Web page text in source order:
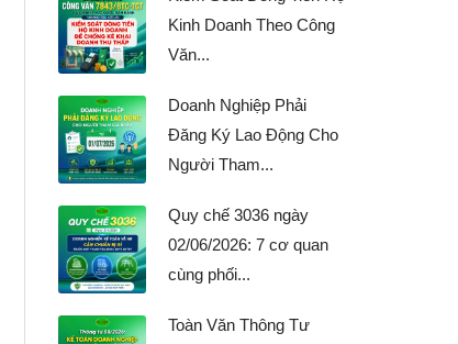
Kinh Doanh Theo Công
Văn...
Doanh Nghiệp Phải
Đăng Ký Lao Động Cho
Người Tham...
Quy chế 3036 ngày
02/06/2026: 7 cơ quan
cùng phối...
Toàn Văn Thông Tư